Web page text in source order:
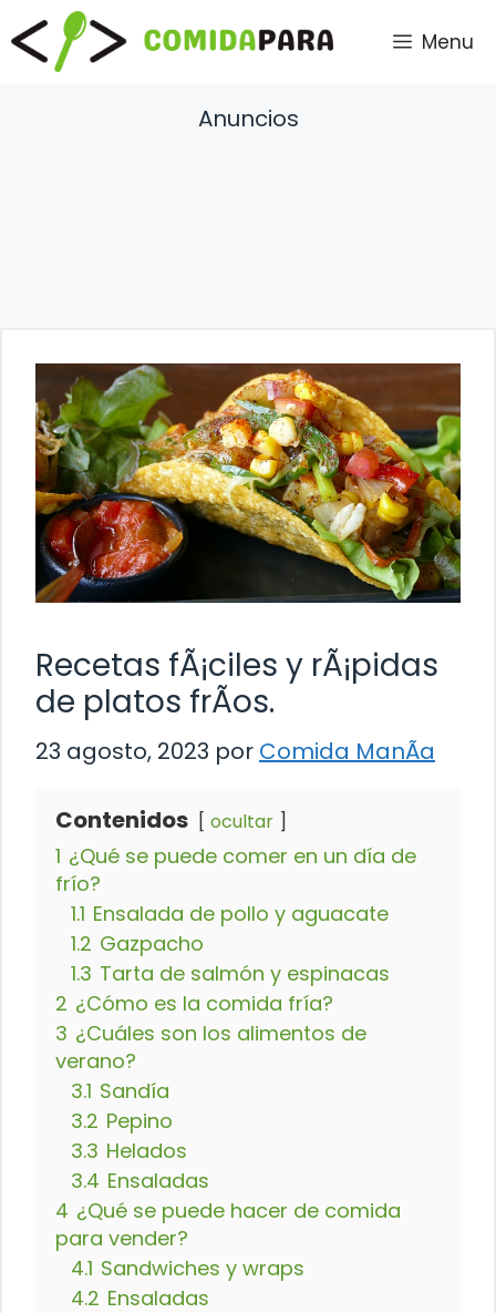
Saltar
al
contenido
Menu
Anuncios
Recetas fÃ¡ciles y rÃ¡pidas
de platos frÃ­os.
23 agosto, 2023 por Comida ManÃ­a
Contenidos ocultar
1 ¿Qué se puede comer en un día de
frío?
1.1 Ensalada de pollo y aguacate
1.2 Gazpacho
1.3 Tarta de salmón y espinacas
2 ¿Cómo es la comida fría?
3 ¿Cuáles son los alimentos de
verano?
3.1 Sandía
3.2 Pepino
3.3 Helados
3.4 Ensaladas
4 ¿Qué se puede hacer de comida
para vender?
4.1 Sandwiches y wraps
4.2 Ensaladas